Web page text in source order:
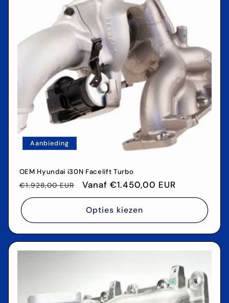
Aanbieding
OEM Hyundai i30N Facelift Turbo
Normale
prijs
€1.928,00 EUR Aanbiedingsprijs
Vanaf €1.450,00 EUR
Opties kiezen